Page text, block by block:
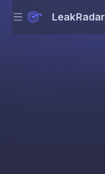
Menu LeakRadar